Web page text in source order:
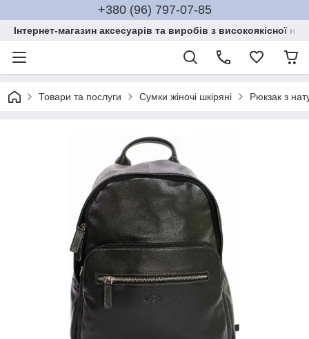
+380 (96) 797-07-85
Інтернет-магазин аксесуарів та виробів з високоякісної
Товари та послуги Сумки жіночі шкіряні Рюкзак з